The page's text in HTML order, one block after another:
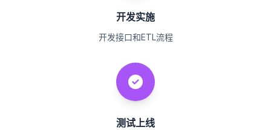
开发实施
开发接口和ETL流程
测试上线